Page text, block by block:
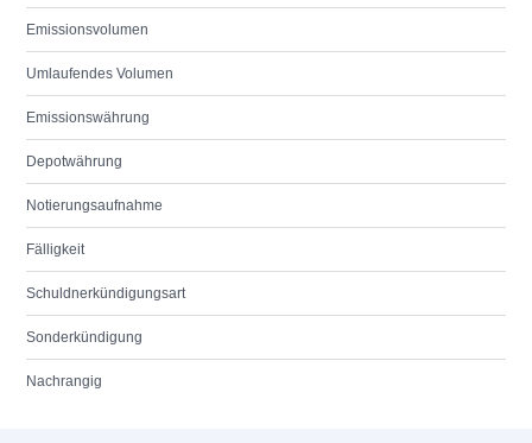
Emissionsvolumen
Umlaufendes Volumen
Emissionswährung
Depotwährung
Notierungsaufnahme
Fälligkeit
Schuldnerkündigungsart
Sonderkündigung
Nachrangig